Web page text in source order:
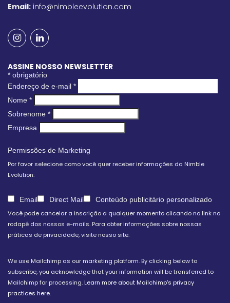
Email: info@nimbleevolution.com
ASSINE NOSSO NEWSLETTER
* obrigatório
Endereço de e-mail *
Nome *
Sobrenome *
Empresa
Permissões de Marketing
Por favor selecione como você quer receber informações da Nimble
Evolution:
Email Direct Mail
Conteúdo publicitário personalizado
Você pode cancelar a inscrição a qualquer momento clicando no link no
rodapé dos nossos e-mails. Para obter informações sobre nossas
práticas de privacidade, visite nosso site.
We use Mailchimp as our marketing platform. By clicking below to
subscribe, you acknowledge that your information will be transferred to
Mailchimp for processing.Learn more about Mailchimp's privacy
practices here.